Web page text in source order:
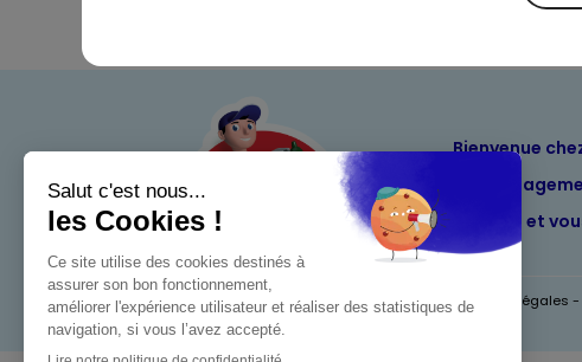
Bienvenue
Nos
Maximo et
Mentions légales -